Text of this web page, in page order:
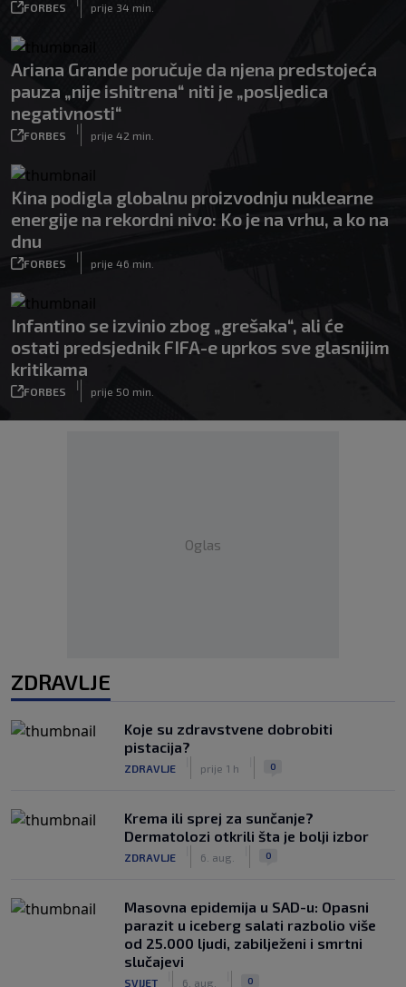
FORBES prije 34 min.
Ariana Grande poručuje da njena predstojeća
pauza „nije ishitrena“ niti je „posljedica
negativnosti“
FORBES
|
prije 42 min.
Kina podigla globalnu proizvodnju nuklearne
energije na rekordni nivo: Ko je na vrhu, a ko na
dnu
FORBES
|
prije 46 min.
Infantino se izvinio zbog „grešaka“, ali će
ostati predsjednik FIFA-e uprkos sve glasnijim
kritikama
FORBES
|
prije 50 min.
Oglas
ZDRAVLJE
Koje su zdravstvene dobrobiti
pistacija?
ZDRAVLJE prije 1 h 0
Krema ili sprej za sunčanje?
Dermatolozi otkrili šta je bolji izbor
ZDRAVLJE 6. aug. 0
Masovna epidemija u SAD-u: Opasni
parazit u iceberg salati razbolio više
od 25.000 ljudi, zabilježeni i smrtni
slučajevi
SVIJET 6. aug. 0